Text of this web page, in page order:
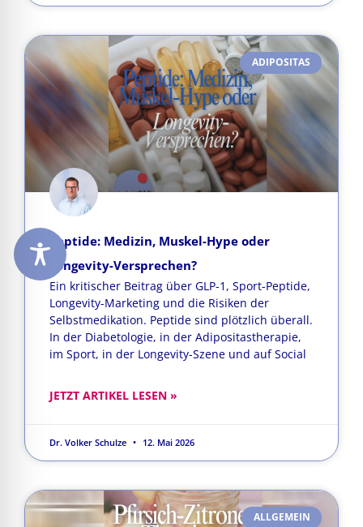
ADIPOSITAS
Peptide: Medizin, Muskel-Hype oder
Longevity-Versprechen?
Ein kritischer Beitrag über GLP-1, Sport-Peptide,
Longevity-Marketing und die Risiken der
Selbstmedikation. Peptide sind plötzlich überall.
In der Diabetologie, in der Adipositastherapie,
im Sport, in der Longevity-Szene und auf Social
JETZT ARTIKEL LESEN »
Dr. Volker Schulze 12. Mai 2026
ALLGEMEIN